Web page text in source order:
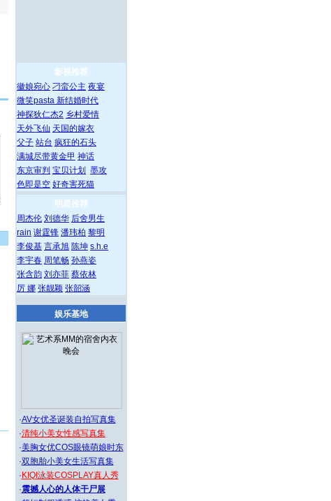
影视推荐
徽娘宛心 刁蛮公主 夜宴
微笑pasta 新结婚时代
神探狄仁杰2 乡村爱情
天外飞仙 天国的嫁衣
父子 站台 疯狂的石头
满城尽带黄金甲 神话
东京审判 宝贝计划
墨攻
色即是空 好奇害死猫
明星推荐
周杰伦 刘德华 后舍男生
rain 谢霆锋 潘玮柏 黎明
李俊基 言承旭 陈坤 s.h.e
李宇春 周笔畅 孙燕姿
张含韵 刘亦菲 蔡依林
厉 娜 张靓颖 张韶涵
娱乐基地
·AV女优圣诞装自拍写真集
·清纯小美女性感写真集
·美胸女优COS眼镜萌娘时东
·双胞胎小美女生活写真集
· KIQI泳装COSPLAY真人秀
·震撼人心的人体干尸展